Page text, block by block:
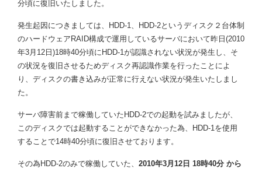
分頃に復旧いたしました。
発生起因につきましては、HDD-1、HDD-2というディスク２台体制
のハードウェアRAID構成で運用しているサーバにおいて昨日(2010
年3月12日)18時40分頃にHDD-1が認識されない状況が発生し、そ
の状況を復旧させるためディスク再認識作業を行ったことによ
り、ディスクの書き込みが正常に行えない状況が発生いたしまし
た。
サーバ障害前まで稼働していたHDD-2での起動を試みましたが、
このディスクでは起動することができなかった為、HDD-1を使用
することで14時40分頃に復旧させております。
その為HDD-2のみで稼働していた、 2010年3月12日 18時40分 から